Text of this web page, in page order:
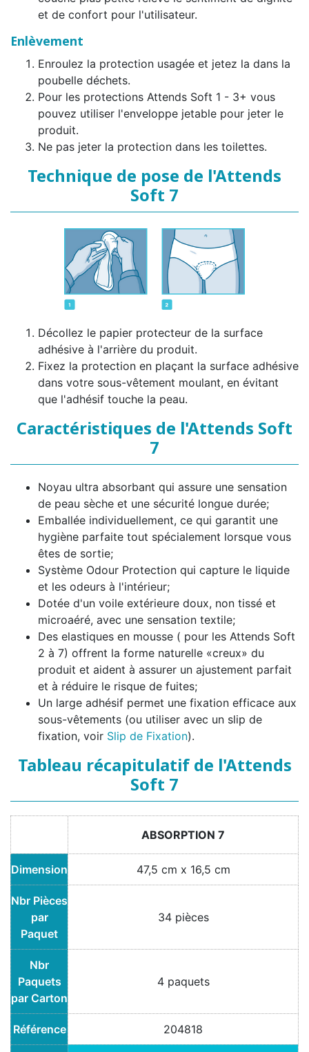
et de confort pour l'utilisateur.
Enlèvement
Enroulez la protection usagée et jetez la dans la
poubelle déchets.
Pour les protections Attends Soft 1 - 3+ vous
pouvez utiliser l'enveloppe jetable pour jeter le
produit.
Ne pas jeter la protection dans les toilettes.
Technique de pose de l'Attends
Soft 7
Décollez le papier protecteur de la surface
adhésive à l'arrière du produit.
Fixez la protection en plaçant la surface adhésive
dans votre sous-vêtement moulant, en évitant
que l'adhésif touche la peau.
Caractéristiques de l'Attends Soft
7
Noyau ultra absorbant qui assure une sensation
de peau sèche et une sécurité longue durée;
Emballée individuellement, ce qui garantit une
hygiène parfaite tout spécialement lorsque vous
êtes de sortie;
Système Odour Protection qui capture le liquide
et les odeurs à l'intérieur;
Dotée d'un voile extérieure doux, non tissé et
microaéré, avec une sensation textile;
Des elastiques en mousse ( pour les Attends Soft
2 à 7) offrent la forme naturelle «creux» du
produit et aident à assurer un ajustement parfait
et à réduire le risque de fuites;
Un large adhésif permet une fixation efficace aux
sous-vêtements (ou utiliser avec un slip de
fixation, voir Slip de Fixation).
Tableau récapitulatif de l'Attends
Soft 7
ABSORPTION 7
Dimension 47,5 cm x 16,5 cm
Nbr Pièces
par
Paquet
34 pièces
Nbr
Paquets
par Carton
4 paquets
Référence 204818